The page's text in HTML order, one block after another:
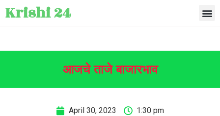
Krishi 24
आजचे ताजे बाजारभाव
April 30, 2023 1:30 pm